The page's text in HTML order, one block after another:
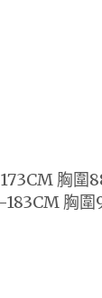
胸圍
183CM 胸